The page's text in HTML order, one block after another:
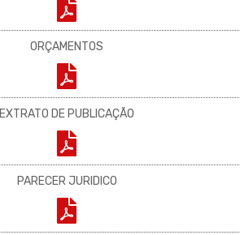
ORÇAMENTOS
EXTRATO DE PUBLICAÇÃO
PARECER JURIDICO